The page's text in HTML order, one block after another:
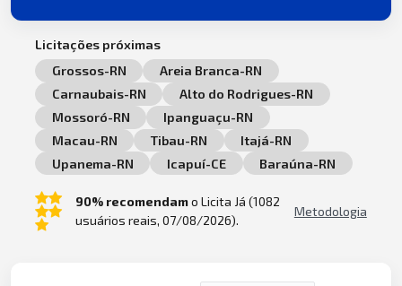
Licitações próximas
Grossos-RN
Areia Branca-RN
Carnaubais-RN
Alto do Rodrigues-RN
Mossoró-RN
Ipanguaçu-RN
Macau-RN
Tibau-RN
Itajá-RN
Upanema-RN
Icapuí-CE Baraúna-RN
90% recomendamo Licita Já (1082
usuários reais, 07/08/2026).
Metodologia